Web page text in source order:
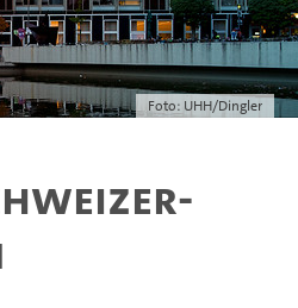
Foto: UHH/Dingler